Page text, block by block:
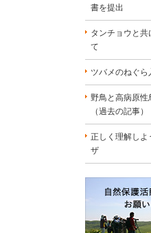
書を提出
タンチョウと
て
ツバメのねぐら
野鳥と高病原性
（過去の記事）
正しく理解しよ
ザ